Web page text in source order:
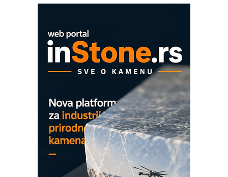
ROSA i SCHUNK podižu proizvodnju
na viši nivo
Detekcija različitih oblika
MAREX - Lim i mašine za savremena
Marcom-plast d.o.o.- vaš pouzdan
partner